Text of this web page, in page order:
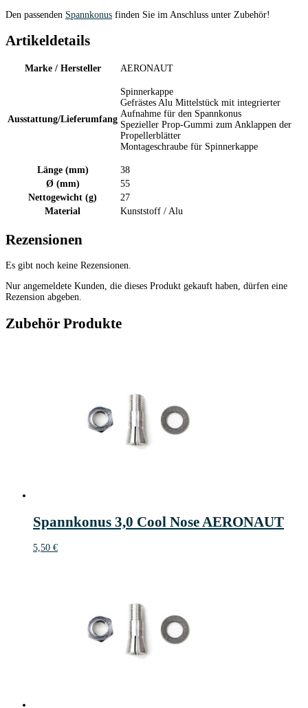
Den passenden Spannkonus finden Sie im Anschluss unter Zubehör!
Artikeldetails
Marke / Hersteller AERONAUT
Ausstattung/Lieferumfang
Spinnerkappe
Gefrästes Alu Mittelstück mit integrierter
Aufnahme für den Spannkonus
Spezieller Prop-Gummi zum Anklappen der
Propellerblätter
Montageschraube für Spinnerkappe
Länge (mm)
38
Ø (mm)
55
Nettogewicht (g)
27
Material
Kunststoff / Alu
Rezensionen
Es gibt noch keine Rezensionen.
Nur angemeldete Kunden, die dieses Produkt gekauft haben, dürfen eine
Rezension abgeben.
Zubehör Produkte
Spannkonus 3,0 Cool Nose AERONAUT
5,50 €